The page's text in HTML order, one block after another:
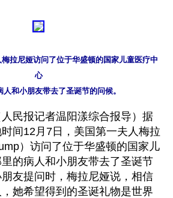
拉尼娅访问了位于华盛顿的国家儿童医疗中
心
人民报记者温阳漾综合报导）据
间12月7日，美国第一夫人梅拉
）访问了位于华盛顿的国家儿
的病人和小朋友带去了圣诞节
友提问时，梅拉尼娅说，相信
她希望得到的圣诞礼物是世界